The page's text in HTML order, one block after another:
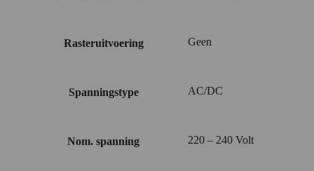
Rasteruitvoering Geen
Spanningstype AC/DC
Nom. spanning 220 – 240 Volt